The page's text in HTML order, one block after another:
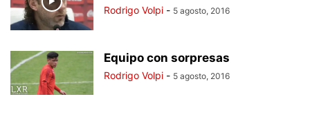
Rodrigo Volpi - 5 agosto, 2016
Equipo con sorpresas
Rodrigo Volpi - 5 agosto, 2016